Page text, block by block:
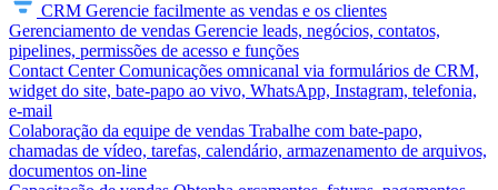
CRM Gerencie facilmente as vendas e os clientes
Gerenciamento de vendas Gerencie leads, negócios, contatos,
pipelines, permissões de acesso e funções
Contact Center Comunicações omnicanal via formulários de CRM,
widget do site, bate-papo ao vivo, WhatsApp, Instagram, telefonia,
e-mail
Colaboração da equipe de vendas Trabalhe com bate-papo,
chamadas de vídeo, tarefas, calendário, armazenamento de arquivos,
documentos on-line